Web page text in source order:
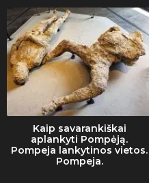
Kaip savarankiškai
aplankyti Pompėją.
Pompeja lankytinos vietos.
Pompeja.